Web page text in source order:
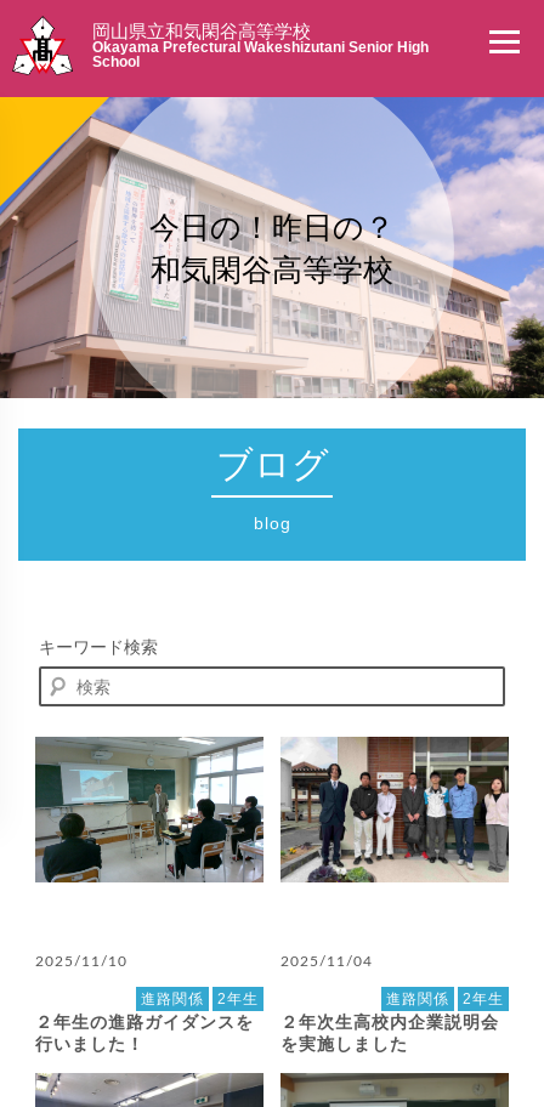
岡山県立和気閑谷高等学校
Okayama Prefectural Wakeshizutani Senior High
School
今日の！昨日の？
和気閑谷高等学校
ブログ
blog
キーワード検索
2025/11/10
2年生
進路関係
２年生の進路ガイダンスを
行いました！
2025/11/04
2年生
進路関係
２年次生高校内企業説明会
を実施しました